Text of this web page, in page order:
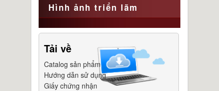
Hình ảnh triển lãm
Tải về
Catalog sản phẩm
Hướng dẫn sử dụng
Giấy chứng nhận